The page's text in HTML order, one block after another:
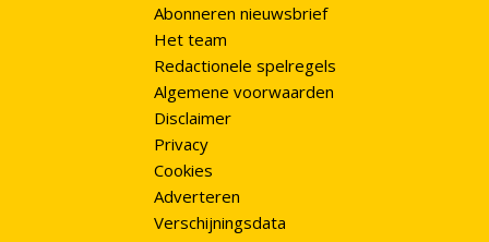
Abonneren nieuwsbrief
Het team
Redactionele spelregels
Algemene voorwaarden
Disclaimer
Privacy
Cookies
Adverteren
Verschijningsdata